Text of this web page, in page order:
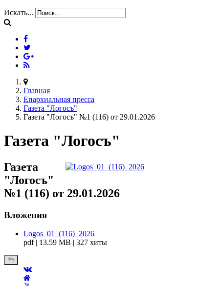
Искать...
Главная
Епархиальная пресса
Газета "Логосъ"
Газета "Логосъ" №1 (116) от 29.01.2026
Газета "Логосъ"
Газета
"Логосъ"
№1 (116) от 29.01.2026
Вложения
Logos_01_(116)_2026
pdf | 13.59 MB | 327 хиты